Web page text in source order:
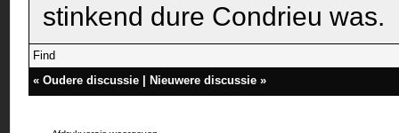
stinkend dure Condrieu was.
Find
«Oudere discussie Nieuwere discussie »